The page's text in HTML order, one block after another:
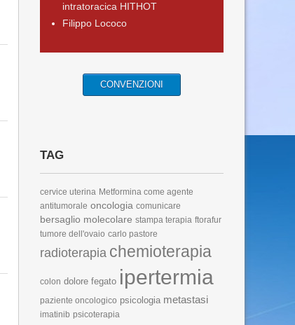
intratoracica HITHOT
Filippo Lococo
CONVENZIONI
TAG
cervice uterina Metformina come agente
antitumorale oncologia comunicare
bersaglio molecolare stampa terapia ftorafur
tumore dell'ovaio carlo pastore
radioterapia chemioterapia
colon dolore fegato ipertermia
paziente oncologico psicologia metastasi
imatinib psicoterapia